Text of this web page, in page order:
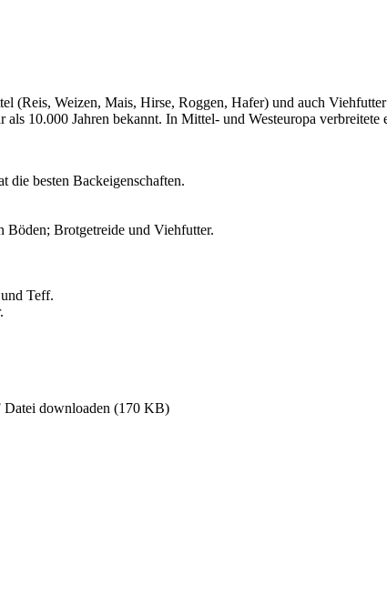
(Reis, Weizen, Mais, Hirse, Roggen, Hafer) und auch
10.000 Jahren bekannt. In Mittel- und Westeuropa verbreitete
die besten Backeigenschaften.
Böden; Brotgetreide und Viehfutter.
Teff.
Datei downloaden (170 KB)